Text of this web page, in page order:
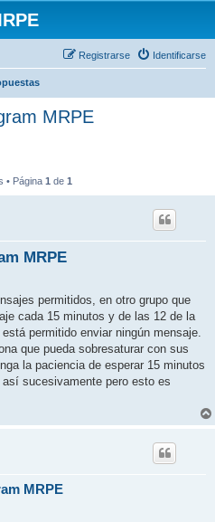
Identificarse
Registrarse
MRPE
• Página 1 de 1
MRPE
permitidos, en otro grupo que
cada 15 minutos y de las 12 de la
permitido enviar ningún mensaje.
que pueda sobresaturar con sus
la paciencia de esperar 15 minutos
sucesivamente pero esto es
MRPE